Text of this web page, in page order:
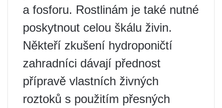
a fosforu. Rostlinám je také nutné
poskytnout celou škálu živin.
Někteří zkušení hydroponičtí
zahradníci dávají přednost
přípravě vlastních živných
roztoků s použitím přesných